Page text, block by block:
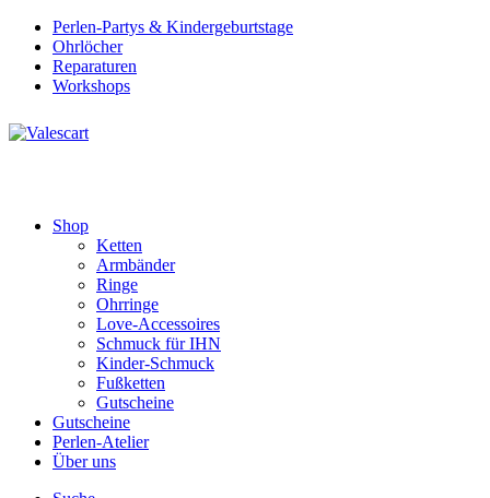
Perlen-Partys & Kindergeburtstage
Ohrlöcher
Reparaturen
Workshops
Shop
Ketten
Armbänder
Ringe
Ohrringe
Love-Accessoires
Schmuck für IHN
Kinder-Schmuck
Fußketten
Gutscheine
Gutscheine
Perlen-Atelier
Über uns